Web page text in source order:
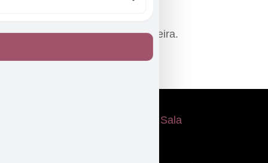
Assessorament sonor: Xavi Silveira.